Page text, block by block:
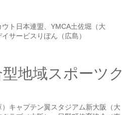
ト日本連盟、YMCA土佐堀（大
サービスりぼん（広島）
地域スポーツク
キャプテン翼スタジアム新大阪（大